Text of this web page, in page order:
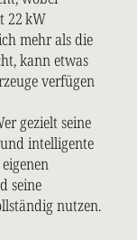
22 kW
mehr als die
kann etwas
verfügen
gezielt seine
intelligente
seine
nutzen.